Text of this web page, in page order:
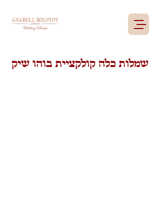
שמלות כלה קולקציית בוהו שיק